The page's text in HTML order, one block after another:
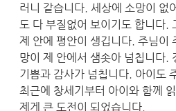
러니 같습니다. 세상에 소망이 없
도 다 부질없어 보이기도 합니다.
제 안에 평안이 생깁니다. 주님이
망이 제 안에서 샘솟아 넘칩니다.
기쁨과 감사가 넘칩니다. 아이도
최근에 창세기부터 아이와 함께
제게 큰 도전이 되었습니다.